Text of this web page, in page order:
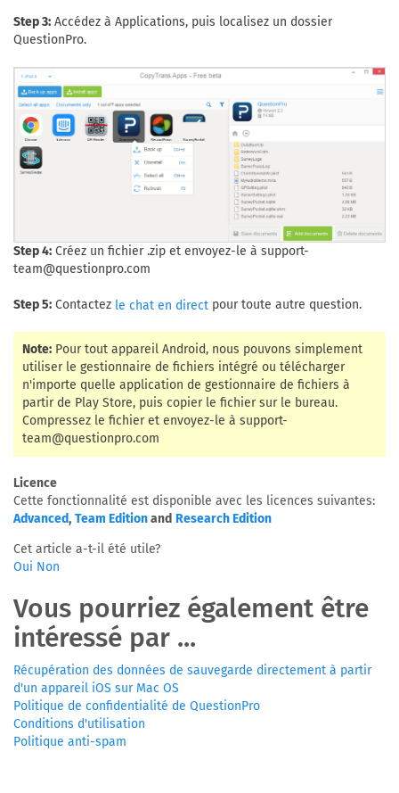
Step 3: Accédez à Applications, puis localisez un dossier
QuestionPro.
Step 4: Créez un fichier .zip et envoyez-le à support-
team@questionpro.com
Step 5: Contactez le chat en direct pour toute autre question.
Note: Pour tout appareil Android, nous pouvons simplement
utiliser le gestionnaire de fichiers intégré ou télécharger
n'importe quelle application de gestionnaire de fichiers à
partir de Play Store, puis copier le fichier sur le bureau.
Compressez le fichier et envoyez-le à support-
team@questionpro.com
Licence
Cette fonctionnalité est disponible avec les licences suivantes:
Advanced, Team Editionand Research Edition
Cet article a-t-il été utile?
Oui Non
Vous pourriez également être
intéressé par ...
Récupération des données de sauvegarde directement à partir
d'un appareil iOS sur Mac OS
Politique de confidentialité de QuestionPro
Conditions d'utilisation
Politique anti-spam